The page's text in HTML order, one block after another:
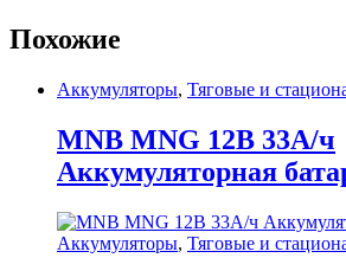
Похожие
Аккумуляторы, Тяговые и
MNB MNG 12В 33А/ч
Аккумуляторная
Аккумуляторы, Тяговые и